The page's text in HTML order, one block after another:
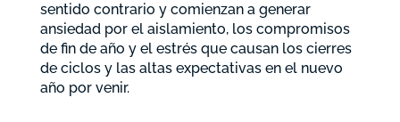
sentido contrario y comienzan a generar
ansiedad por el aislamiento, los compromisos
de fin de año y el estrés que causan los cierres
de ciclos y las altas expectativas en el nuevo
año por venir.